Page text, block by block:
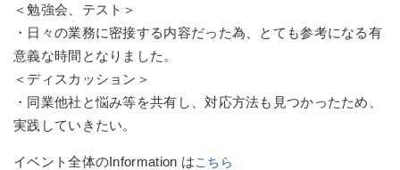
＜勉強会、テスト＞
・日々の業務に密接する内容だった為、とても参考になる有
意義な時間となりました。
＜ディスカッション＞
・同業他社と悩み等を共有し、対応方法も見つかったため、
実践していきたい。
イベント全体のInformation はこちら